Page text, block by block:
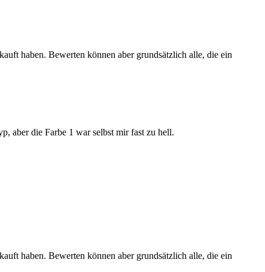
haben. Bewerten können aber grundsätzlich alle, die ein
aber die Farbe 1 war selbst mir fast zu hell.
haben. Bewerten können aber grundsätzlich alle, die ein